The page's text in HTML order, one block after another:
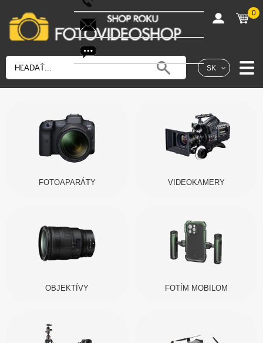
SK
shop@fotovideoshop.sk
0
FOTOAPARÁTY VIDEOKAMERY
OBJEKTÍVY FOTÍM MOBILOM